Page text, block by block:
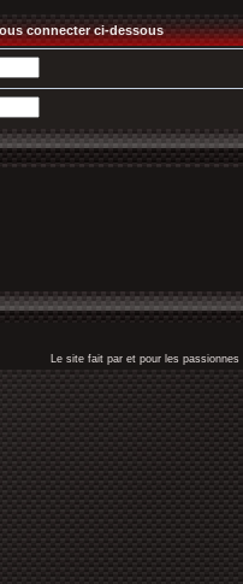
connecter ci-dessous
Le site fait par et pour les